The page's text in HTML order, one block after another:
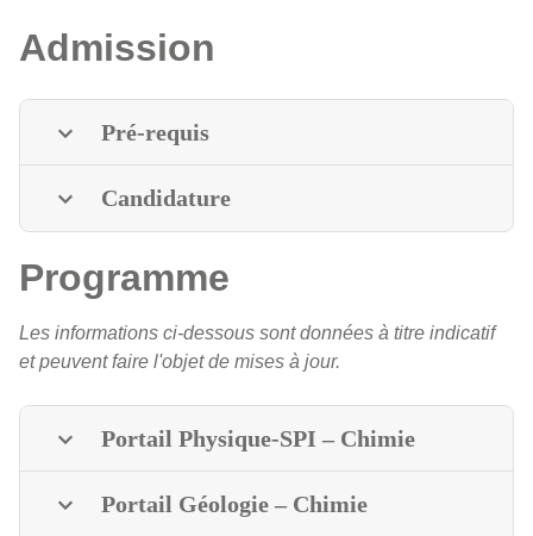
Admission
Pré-requis
Candidature
Programme
Les informations ci-dessous sont données à titre indicatif
et peuvent faire l'objet de mises à jour.
Portail Physique-SPI – Chimie
Portail Géologie – Chimie